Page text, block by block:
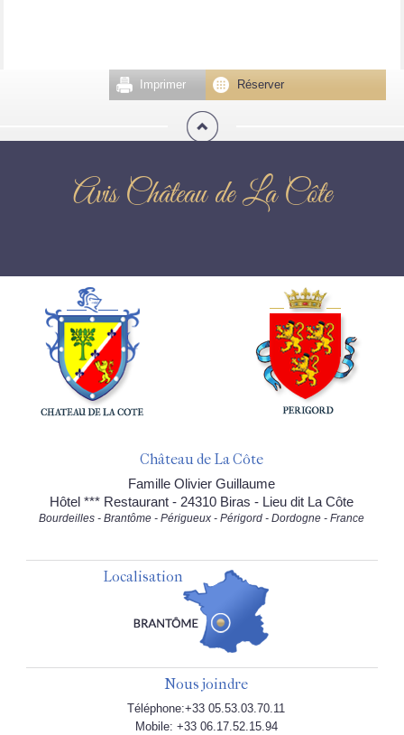
Réserver
Imprimer
Avis Château de La Côte
Château de La Côte
Famille Olivier Guillaume
Hôtel *** Restaurant - 24310 Biras - Lieu dit La Côte
Bourdeilles - Brantôme - Périgueux - Périgord - Dordogne - France
Localisation
Nous joindre
Téléphone:+33 05.53.03.70.11
Mobile: +33 06.17.52.15.94